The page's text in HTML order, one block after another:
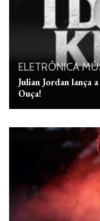
ELETRÔNICA
Julian Jordan lança
Ouça!